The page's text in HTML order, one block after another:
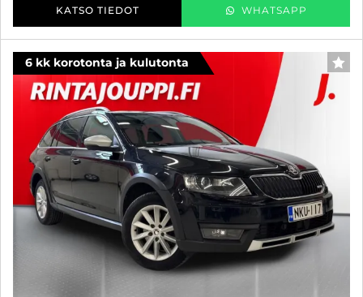
KATSO TIEDOT WHATSAPP
6 kk korotonta ja kulutonta